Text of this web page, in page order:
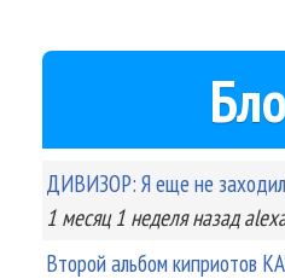
ДИВИЗОР: Я еще не заходил
1 месяц 1 неделяназад
Второй альбом киприотов